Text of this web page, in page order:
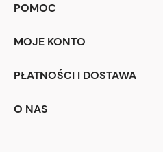
POMOC
MOJE KONTO
PŁATNOŚCI I DOSTAWA
O NAS